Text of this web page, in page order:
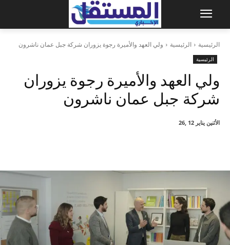
الرئيسية الرئيسية ولي العهد والأميرة رجوة يزوران شركة جبل عمان ناشرون
الرئيسية
ولي العهد والأميرة رجوة يزوران
شركة جبل عمان ناشرون
الأثنين يناير 12 ,26